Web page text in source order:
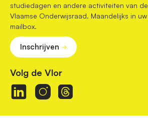
studiedagen en andere activiteiten van de
Vlaamse Onderwijsraad. Maandelijks in uw
mailbox.
Inschrijven
Volg de Vlor